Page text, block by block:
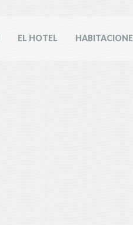
EL HOTEL